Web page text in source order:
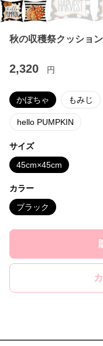
秋の収穫祭クッショ
2,320 円
かぼちゃ もみじ
hello PUMPKIN
サイズ
45cm×45cm
カラー
ブラック